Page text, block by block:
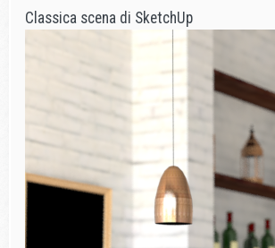
Classica scena di SketchUp